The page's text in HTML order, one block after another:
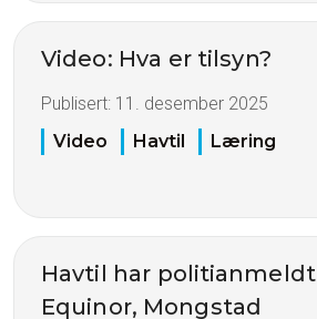
Video: Hva er tilsyn?
Publisert: 11. desember 2025
Video
Havtil Læring
Havtil har politianmeldt
Equinor, Mongstad